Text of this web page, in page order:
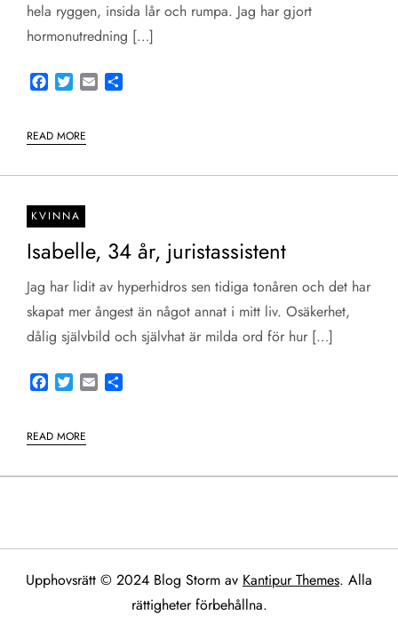
hela ryggen, insida lår och rumpa. Jag har gjort
hormonutredning […]
Facebook
TwitterEmail
READ MORE
KVINNA
Isabelle, 34 år, juristassistent
Jag har lidit av hyperhidros sen tidiga tonåren och det har
skapat mer ångest än något annat i mitt liv. Osäkerhet,
dålig självbild och självhat är milda ord för hur […]
Facebook
TwitterEmail
READ MORE
Upphovsrätt © 2024 Blog Storm av Kantipur Themes. Alla
rättigheter förbehållna.